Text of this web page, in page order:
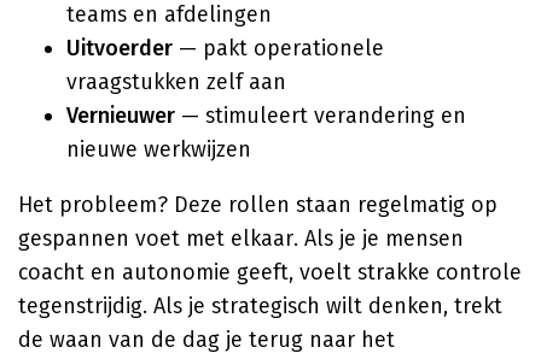
teams en afdelingen
Uitvoerder — pakt operationele
vraagstukken zelf aan
Vernieuwer — stimuleert verandering en
nieuwe werkwijzen
Het probleem? Deze rollen staan regelmatig op
gespannen voet met elkaar. Als je je mensen
coacht en autonomie geeft, voelt strakke controle
tegenstrijdig. Als je strategisch wilt denken, trekt
de waan van de dag je terug naar het